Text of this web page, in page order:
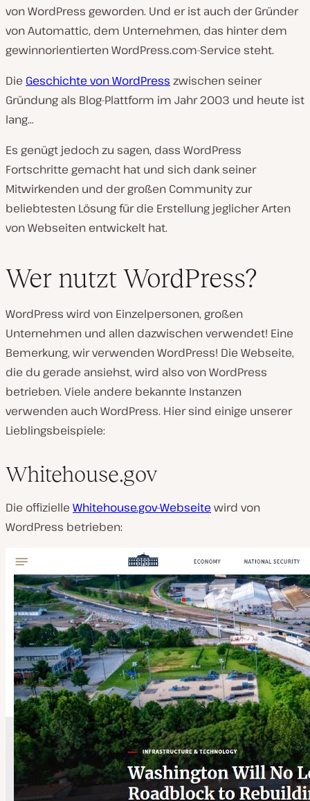
von WordPress geworden. Und er ist auch der Gründer
von Automattic, dem Unternehmen, das hinter dem
gewinnorientierten WordPress.com-Service steht.
Die Geschichte von WordPress zwischen seiner
Gründung als Blog-Plattform im Jahr 2003 und heute ist
lang…
Es genügt jedoch zu sagen, dass WordPress
Fortschritte gemacht hat und sich dank seiner
Mitwirkenden und der großen Community zur
beliebtesten Lösung für die Erstellung jeglicher Arten
von Webseiten entwickelt hat.
Wer nutzt WordPress?
WordPress wird von Einzelpersonen, großen
Unternehmen und allen dazwischen verwendet! Eine
Bemerkung, wir verwenden WordPress! Die Webseite,
die du gerade ansiehst, wird also von WordPress
betrieben. Viele andere bekannte Instanzen
verwenden auch WordPress. Hier sind einige unserer
Lieblingsbeispiele:
Whitehouse.gov
Die offizielle Whitehouse.gov-Webseite wird von
WordPress betrieben: